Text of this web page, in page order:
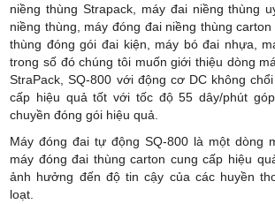
niềng thùng Strapack, máy đai niềng thùng
niềng thùng, máy đóng đai niềng thùng
thùng đóng gói đai kiện, máy bó đai nhựa,
trong số đó chúng tôi muốn giới thiệu dòng
StraPack, SQ-800 với động cơ DC không
cấp hiệu quả tốt với tốc độ 55 dây/phút
chuyền đóng gói hiệu quả.
Máy đóng đai tự động SQ-800 là một dòng
máy đóng đai thùng carton cung cấp hiệu
ảnh hưởng đến độ tin cậy của các huyền
loạt.